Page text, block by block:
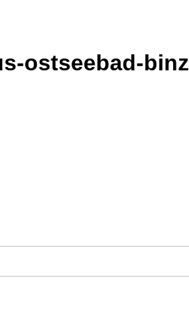
ostseebad-binz